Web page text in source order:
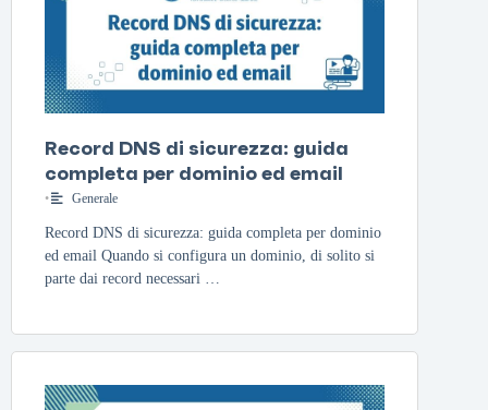
Record DNS di sicurezza: guida
completa per dominio ed email
• Generale
Record DNS di sicurezza: guida completa per dominio
ed email Quando si configura un dominio, di solito si
parte dai record necessari …